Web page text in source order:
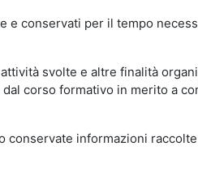
e conservati per il tempo
svolte e altre finalità
corso formativo in merito a
conservate informazioni